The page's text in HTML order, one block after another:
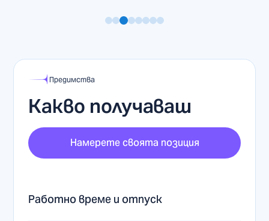
Предимства
Какво получаваш
Намерете своята позиция
Работно време и отпуск